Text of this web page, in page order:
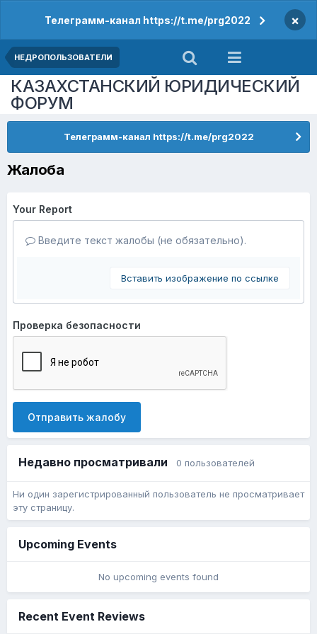
Телеграмм-канал https://t.me/prg2022 ×
НЕДРОПОЛЬЗОВАТЕЛИ
КАЗАХСТАНСКИЙ ЮРИДИЧЕСКИЙ
ФОРУМ
Телеграмм-канал https://t.me/prg2022
Жалоба
Your Report
Введите текст жалобы (не обязательно).
Вставить изображение по ссылке
Проверка безопасности
Отправить жалобу
Недавно просматривали 0 пользователей
Ни один зарегистрированный пользователь не просматривает
эту страницу.
Upcoming Events
No upcoming events found
Recent Event Reviews